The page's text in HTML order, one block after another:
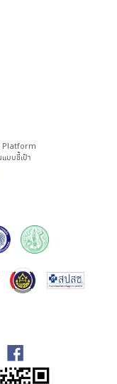
Platform
บบชี้เป้า